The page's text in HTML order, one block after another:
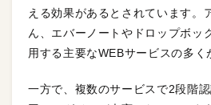
える効果があるとされています。
ん、エバーノートやドロップボッ
用する主要なWEBサービスの多く
一方で、複数のサービスで2段階